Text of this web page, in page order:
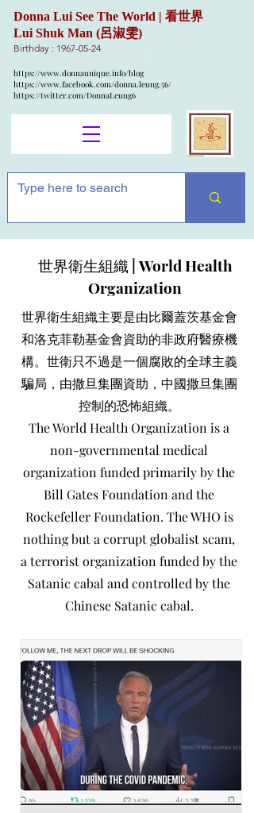
Donna Lui See The World | 看世界
Lui Shuk Man (呂淑雯)
Birthday : 1967-05-24
https://www.donnaunique.info/blog
https://www.facebook.com/donna.leung.56/
https://twitter.com/DonnaLeung6
世界衛生組織 | World Health
Organization
世界衛生組織主要是由比爾蓋茨基金會
和洛克菲勒基金會資助的非政府醫療機
構。世衛只不過是一個腐敗的全球主義
騙局，由撒旦集團資助，中國撒旦集團
控制的恐怖組織。
The World Health Organization is a
non-governmental medical
organization funded primarily by the
Bill Gates Foundation and the
Rockefeller Foundation. The WHO is
nothing but a corrupt globalist scam,
a terrorist organization funded by the
Satanic cabal and controlled by the
Chinese Satanic cabal.